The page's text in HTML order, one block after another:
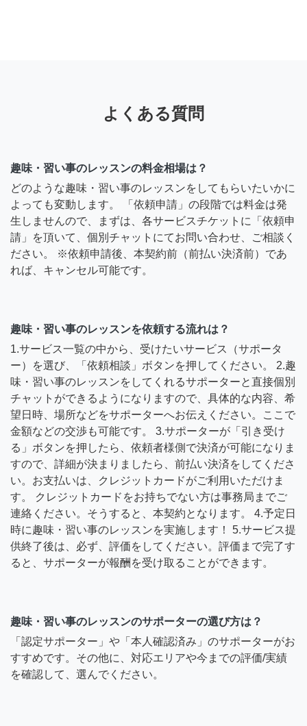
よくある質問
趣味・習い事のレッスンの料金相場は？
どのような趣味・習い事のレッスンをしてもらいたいかに
よっても変動します。 「依頼申請」の段階では料金は発
生しませんので、まずは、各サービスチケットに「依頼申
請」を頂いて、個別チャットにてお問い合わせ、ご相談く
ださい。 ※依頼申請後、本契約前（前払い決済前）であ
れば、キャンセル可能です。
趣味・習い事のレッスンを依頼する流れは？
1.サービス一覧の中から、受けたいサービス（サポータ
ー）を選び、「依頼相談」ボタンを押してください。 2.趣
味・習い事のレッスンをしてくれるサポーターと直接個別
チャットができるようになりますので、具体的な内容、希
望日時、場所などをサポーターへお伝えください。ここで
金額などの交渉も可能です。 3.サポーターが「引き受け
る」ボタンを押したら、依頼者様側で決済が可能になりま
すので、詳細が決まりましたら、前払い決済をしてくださ
い。お支払いは、クレジットカードがご利用いただけま
す。 クレジットカードをお持ちでない方は事務局までご
連絡ください。そうすると、本契約となります。 4.予定日
時に趣味・習い事のレッスンを実施します！ 5.サービス提
供終了後は、必ず、評価をしてください。評価まで完了す
ると、サポーターが報酬を受け取ることができます。
趣味・習い事のレッスンのサポーターの選び方は？
「認定サポーター」や「本人確認済み」のサポーターがお
すすめです。その他に、対応エリアや今までの評価/実績
を確認して、選んでください。